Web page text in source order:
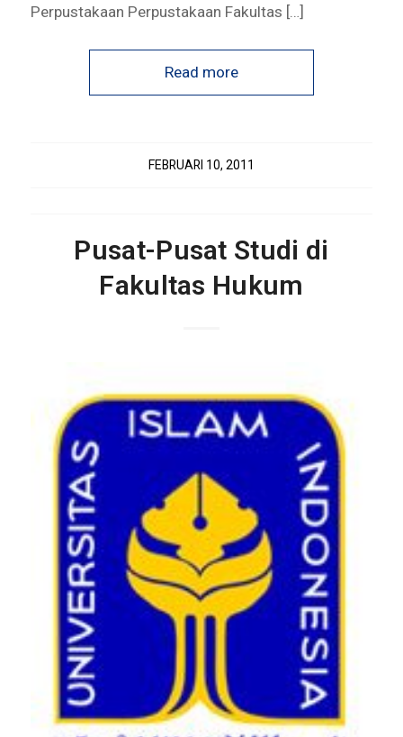
Perpustakaan Perpustakaan Fakultas […]
Read more
FEBRUARI 10, 2011
Pusat-Pusat Studi di
Fakultas Hukum